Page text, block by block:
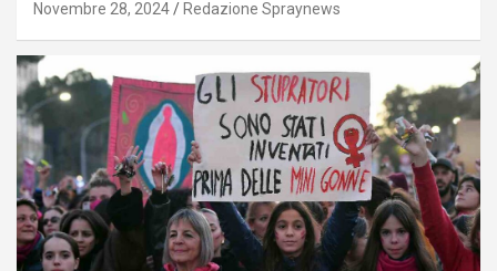
Novembre 28, 2024 Redazione Spraynews